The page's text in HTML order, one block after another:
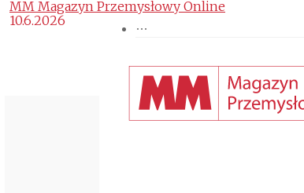
MM Magazyn Przemysłowy Online
10.6.2026